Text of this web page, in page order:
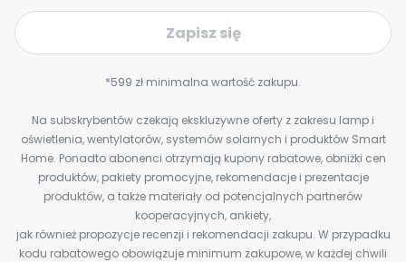
Zapisz się
*599 zł minimalna wartość zakupu.
Na subskrybentów czekają ekskluzywne oferty z zakresu lamp i
oświetlenia, wentylatorów, systemów solarnych i produktów Smart
Home. Ponadto abonenci otrzymają kupony rabatowe, obniżki cen
produktów, pakiety promocyjne, rekomendacje i prezentacje
produktów, a także materiały od potencjalnych partnerów
kooperacyjnych, ankiety,
jak również propozycje recenzji i rekomendacji zakupu. W przypadku
kodu rabatowego obowiązuje minimum zakupowe, w każdej chwili